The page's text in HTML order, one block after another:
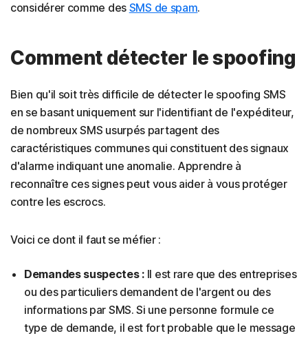
considérer comme des SMS de spam.
Comment détecter le spoofing
Bien qu'il soit très difficile de détecter le spoofing SMS
en se basant uniquement sur l'identifiant de l'expéditeur,
de nombreux SMS usurpés partagent des
caractéristiques communes qui constituent des signaux
d'alarme indiquant une anomalie. Apprendre à
reconnaître ces signes peut vous aider à vous protéger
contre les escrocs.
Voici ce dont il faut se méfier :
Demandes suspectes : Il est rare que des entreprises
ou des particuliers demandent de l'argent ou des
informations par SMS. Si une personne formule ce
type de demande, il est fort probable que le message